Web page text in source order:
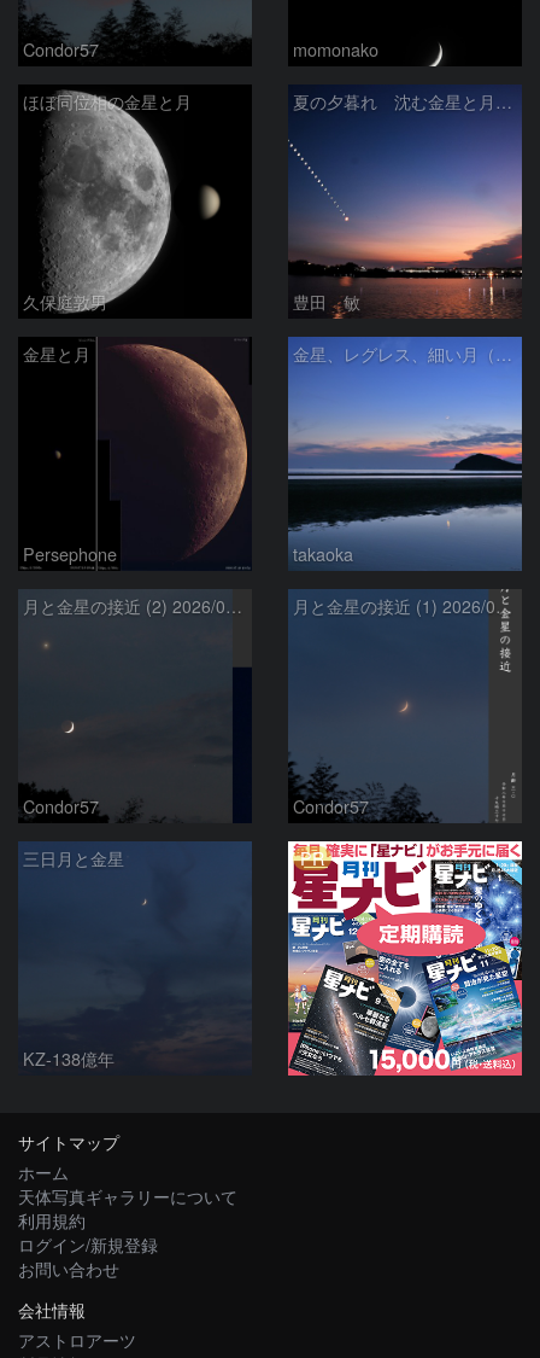
Condor57 momonako
ほぼ同位相の金星と月
久保庭敦男
夏の夕暮れ 沈む金星と月 2026/7/20
豊田 敏
金星と月
Persephone
金星、レグレス、細い月（７月１６日）
takaoka
月と金星の接近 (2) 2026/07/17
Condor57
月と金星の接近 (1) 2026/07/17
Condor57
三日月と金星
KZ-138億年
PR
サイトマップ
ホーム
天体写真ギャラリーについて
利用規約
ログイン/新規登録
お問い合わせ
会社情報
アストロアーツ